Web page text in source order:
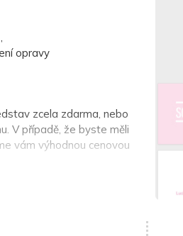
opravy
zcela zdarma, nebo
V případě, že byste měli
vám výhodnou cenovou